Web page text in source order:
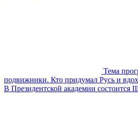
Тема
подвижники. Кто придумал Русь и
В Президентской академии состоится